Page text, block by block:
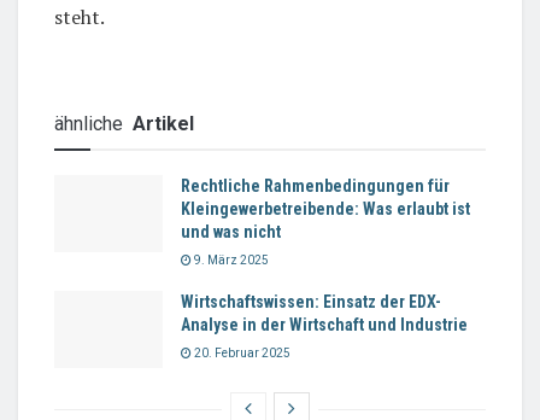
steht.
ähnliche Artikel
Rechtliche Rahmenbedingungen für
Kleingewerbetreibende: Was erlaubt ist
und was nicht
9. März 2025
Wirtschaftswissen: Einsatz der EDX-
Analyse in der Wirtschaft und Industrie
20. Februar 2025